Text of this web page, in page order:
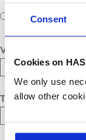
Consent
Cookies on
We only use
allow other
14 november -
Voornaam
Tussenvoegsel